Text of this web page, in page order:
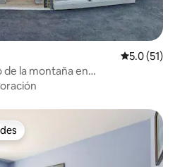
Calificación
5.0 (51)
de la montaña en
preferido